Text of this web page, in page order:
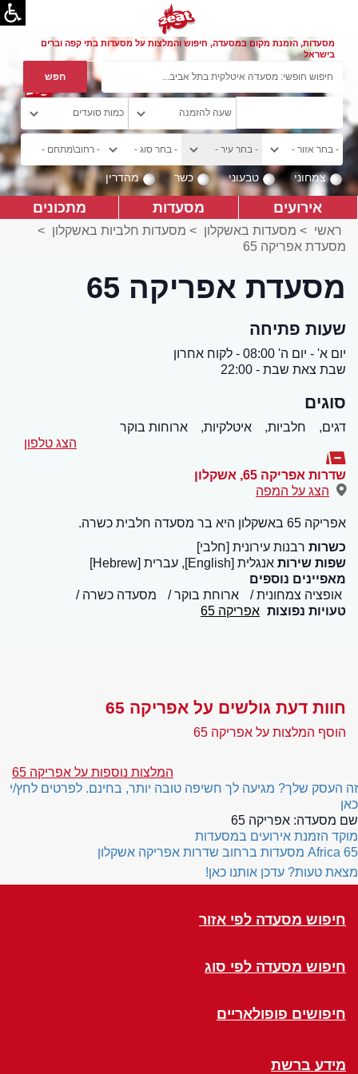
מסעדות, הזמנת מקום במסעדה, חיפוש והמלצות על מסעדות בתי קפה וברים
בישראל
צמחוני טבעוני כשר מהדרין
אירועים מסעדות מתכונים
ראשי > מסעדות באשקלון > מסעדות חלביות באשקלון >
מסעדת אפריקה 65
מסעדת אפריקה 65
שעות פתיחה
יום א' - יום ה' 08:00 - לקוח אחרון
שבת צאת שבת - 22:00
סוגים
דגים, חלביות, איטלקיות,
ארוחות בוקר
הצג טלפון
שדרות אפריקה 65 , אשקלון
הצג על המפה
אפריקה 65 באשקלון היא בר מסעדה חלבית כשרה.
כשרות רבנות עירונית [חלבי]
שפות שירות אנגלית [English], עברית [Hebrew]
מאפיינים נוספים
אופציה צמחונית
ארוחת בוקר
מסעדה כשרה
טעויות נפוצות אפריקה 65
חוות דעת גולשים על אפריקה 65
הוסף המלצות על אפריקה 65
המלצות נוספות על אפריקה 65
זה העסק שלך? מגיעה לך חשיפה טובה יותר, בחינם. לפרטים לחץ/י
כאן
שם מסעדה: אפריקה 65
מוקד הזמנת אירועים במסעדות
Africa 65 מסעדות ברחוב שדרות אפריקה אשקלון
מצאת טעות? עדכן אותנו כאן!
חיפוש מסעדה לפי אזור
חיפוש מסעדה לפי סוג
חיפושים פופולאריים
מידע ברשת